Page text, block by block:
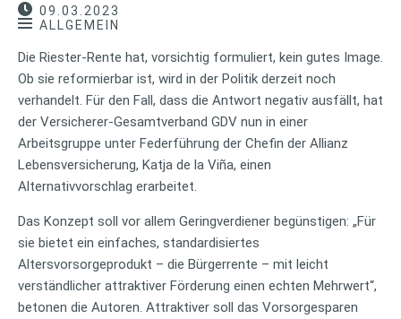
09.03.2023
ALLGEMEIN
Die Riester-Rente hat, vorsichtig formuliert, kein gutes Image.
Ob sie reformierbar ist, wird in der Politik derzeit noch
verhandelt. Für den Fall, dass die Antwort negativ ausfällt, hat
der Versicherer-Gesamtverband GDV nun in einer
Arbeitsgruppe unter Federführung der Chefin der Allianz
Lebensversicherung, Katja de la Viña, einen
Alternativvorschlag erarbeitet.
Das Konzept soll vor allem Geringverdiener begünstigen: „Für
sie bietet ein einfaches, standardisiertes
Altersvorsorgeprodukt – die Bürgerrente – mit leicht
verständlicher attraktiver Förderung einen echten Mehrwert“,
betonen die Autoren. Attraktiver soll das Vorsorgesparen